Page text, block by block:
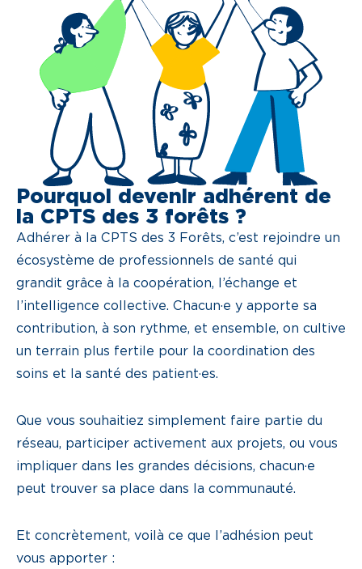
Pourquoi devenir adhérent de
la CPTS des 3 forêts ?
Adhérer à la CPTS des 3 Forêts, c’est rejoindre un
écosystème de professionnels de santé qui
grandit grâce à la coopération, l’échange et
l’intelligence collective. Chacun·e y apporte sa
contribution, à son rythme, et ensemble, on cultive
un terrain plus fertile pour la coordination des
soins et la santé des patient·es.
Que vous souhaitiez simplement faire partie du
réseau, participer activement aux projets, ou vous
impliquer dans les grandes décisions, chacun·e
peut trouver sa place dans la communauté.
Et concrètement, voilà ce que l’adhésion peut
vous apporter :